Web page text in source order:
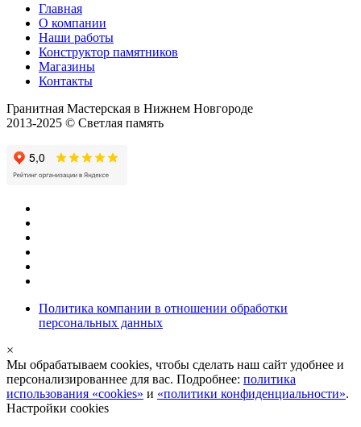
Главная
О компании
Наши работы
Конструктор памятников
Магазины
Контакты
Гранитная Мастерская в Нижнем Новгороде
2013-2025 © Светлая память
Политика компании в отношении обработки
персональных данных
×
Мы обрабатываем cookies, чтобы сделать наш сайт удобнее и
персонализированнее для вас. Подробнее: политика
использования «cookies» и «политики конфиденциальности».
Настройки cookies